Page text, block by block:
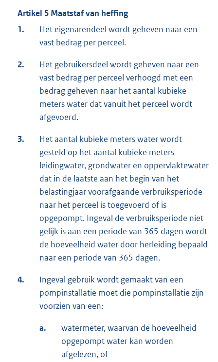
Artikel 5 Maatstaf van heffing
1.
Het eigenarendeel wordt geheven naar een
vast bedrag per perceel.
2.
Het gebruikersdeel wordt geheven naar een
vast bedrag per perceel verhoogd met een
bedrag geheven naar het aantal kubieke
meters water dat vanuit het perceel wordt
afgevoerd.
3.
Het aantal kubieke meters water wordt
gesteld op het aantal kubieke meters
leidingwater, grondwater en oppervlaktewater
dat in de laatste aan het begin van het
belastingjaar voorafgaande verbruiksperiode
naar het perceel is toegevoerd of is
opgepompt. Ingeval de verbruiksperiode niet
gelijk is aan een periode van 365 dagen wordt
de hoeveelheid water door herleiding bepaald
naar een periode van 365 dagen.
4.
Ingeval gebruik wordt gemaakt van een
pompinstallatie moet die pompinstallatie zijn
voorzien van een:
a.
watermeter, waarvan de hoeveelheid
opgepompt water kan worden
afgelezen, of